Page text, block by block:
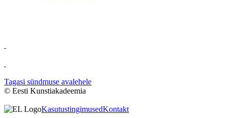
Tagasi sündmuse avalehele
© Eesti Kunstiakadeemia
KasutustingimusedKontakt